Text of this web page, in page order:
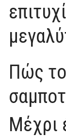
Πώς
Μέχρι